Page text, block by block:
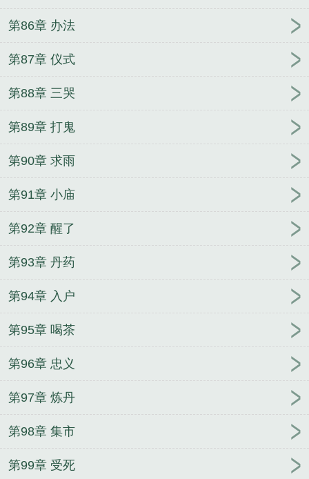
第86章 办法
第87章 仪式
第88章 三哭
第89章 打鬼
第90章 求雨
第91章 小庙
第92章 醒了
第93章 丹药
第94章 入户
第95章 喝茶
第96章 忠义
第97章 炼丹
第98章 集市
第99章 受死